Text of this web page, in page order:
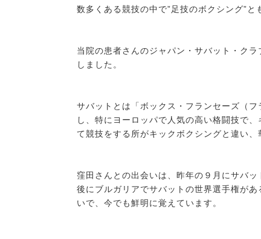
数多くある競技の中で”足技のボクシング”
当院の患者さんのジャパン・サバット・ク
しました。
サバットとは「ボックス・フランセーズ（
し、特にヨーロッパで人気の高い格闘技で
て競技をする所がキックボクシングと違い
窪田さんとの出会いは、昨年の９月にサバ
後にブルガリアでサバットの世界選手権が
いで、今でも鮮明に覚えています。